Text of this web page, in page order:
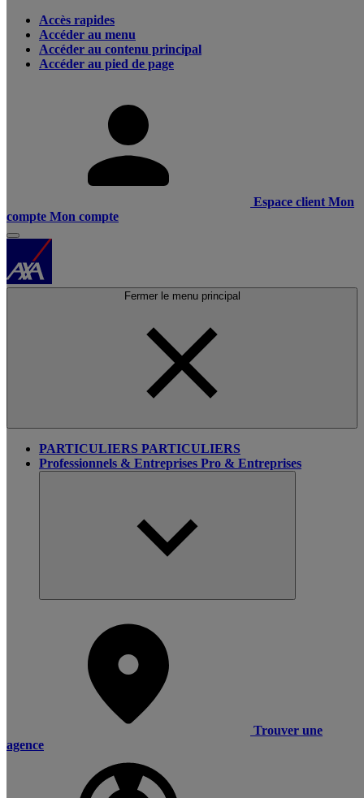
Accès rapides
Accéder au menu
Accéder au contenu principal
Accéder au pied de page
Espace client Mon
compte Mon compte
Fermer le menu principal
PARTICULIERS PARTICULIERS
Professionnels & Entreprises Pro & Entreprises
Trouver une
agence